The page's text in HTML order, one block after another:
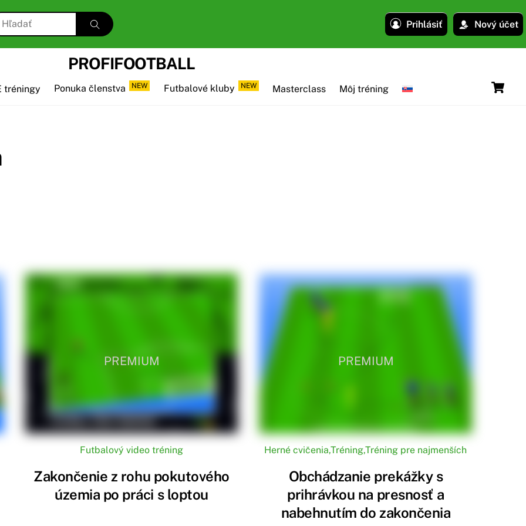
Prihlásiť Nový účet
PROFIFOOTBALL
tréningy Ponuka členstva NEW Futbalové kluby NEW Masterclass Môj tréning
PREMIUM
Futbalový video tréning
Zakončenie z rohu pokutového
územia po práci s loptou
PREMIUM
Herné cvičenia,Tréning,Tréning pre najmenších
Obchádzanie prekážky s
prihrávkou na presnosť a
nabehnutím do zakončenia